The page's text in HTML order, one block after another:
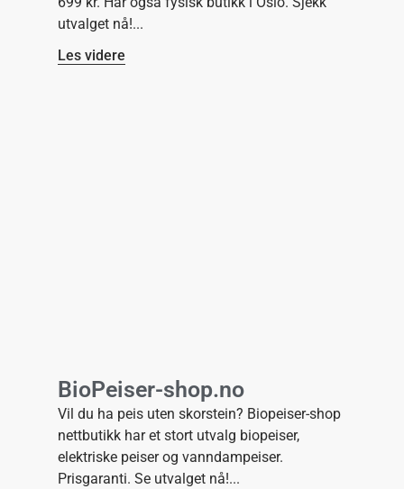
utvalget nå!
Les videre
BioPeiser-shop.no
Vil du ha peis uten skorstein? Biopeiser-shop
nettbutikk har et stort utvalg biopeiser,
elektriske peiser og vanndampeiser.
Prisgaranti. Se utvalget nå!